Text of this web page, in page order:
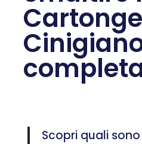
Scopri quali